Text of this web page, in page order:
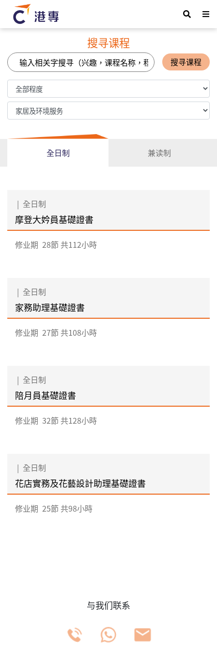
搜寻课程
搜寻课程
全日制 兼读制
| 全日制
摩登大妗員基礎證書
修业期 28節 共112小時
| 全日制
家務助理基礎證書
修业期 27節 共108小時
| 全日制
陪月員基礎證書
修业期 32節 共128小時
| 全日制
花店實務及花藝設計助理基礎證書
修业期 25節 共98小時
与我们联系